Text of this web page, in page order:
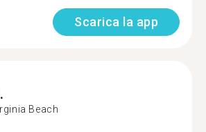
Scarica la app
Beach